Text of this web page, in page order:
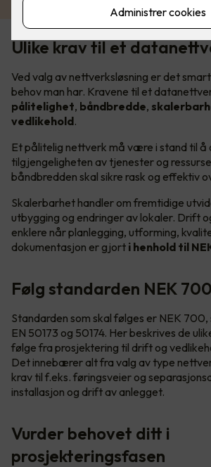
Ulike krav til et
Ved valg av nettverksløsning er det
behov man har. Kravene til et
pålitelighet, båndbredde,
vedlikehold.
Et pålitelig nettverk må være i stand til å
tilgjengeligheten av tjenester og
båndbredden skal sikre rask og effektiv
Skalerbarhet handler om fremtidige
utbygging og endringer av lokaler. Drift
enklere når planlegging, utforming,
dokumentasjon er gjort i henhold til
Følg standarden NEK 700
Standarden som skal følges er NEK
EN 50173 og 50174. Her beskrives de
følge fra prosjektering til drift og
Det innebærer alt fra valg av type
krav til f.eks. føringsveier og
installasjon og drift av anlegget.
Vurder behovet ditt i
prosjekteringsfasen